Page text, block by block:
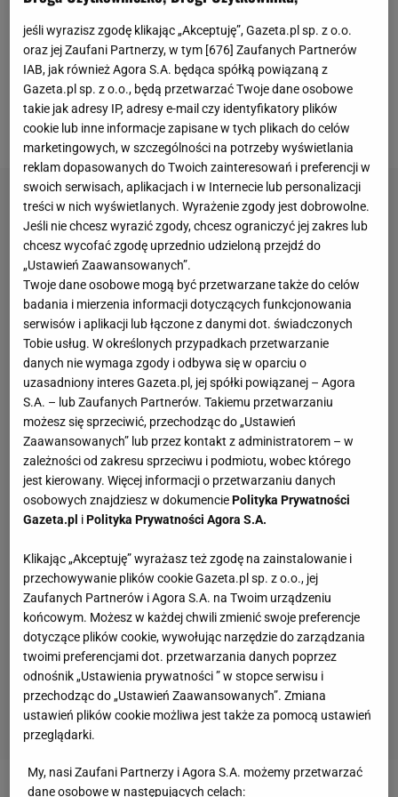
Twój syn idzie do szkoły i tam są dzieci mówiące, że
jego tata to złodziej, a on wraca do domu z płaczem,
jest to cholernie po*******ne -mówił sędzia Ricardo
de Burgos Bengoetxea na przedmeczowej
konferencji prasowej.
jeśli wyrazisz zgodę klikając „Akceptuję”, Gazeta.pl sp. z o.o.
oraz jej Zaufani Partnerzy, w tym [676] Zaufanych Partnerów
IAB, jak również Agora S.A. będąca spółką powiązaną z
Gazeta.pl sp. z o.o., będą przetwarzać Twoje dane osobowe
takie jak adresy IP, adresy e-mail czy identyfikatory plików
cookie lub inne informacje zapisane w tych plikach do celów
marketingowych, w szczególności na potrzeby wyświetlania
reklam dopasowanych do Twoich zainteresowań i preferencji w
swoich serwisach, aplikacjach i w Internecie lub personalizacji
treści w nich wyświetlanych. Wyrażenie zgody jest dobrowolne.
Jeśli nie chcesz wyrazić zgody, chcesz ograniczyć jej zakres lub
chcesz wycofać zgodę uprzednio udzieloną przejdź do
„Ustawień Zaawansowanych”.
Twoje dane osobowe mogą być przetwarzane także do celów
badania i mierzenia informacji dotyczących funkcjonowania
serwisów i aplikacji lub łączone z danymi dot. świadczonych
Tobie usług. W określonych przypadkach przetwarzanie
danych nie wymaga zgody i odbywa się w oparciu o
uzasadniony interes Gazeta.pl, jej spółki powiązanej – Agora
S.A. – lub Zaufanych Partnerów. Takiemu przetwarzaniu
możesz się sprzeciwić, przechodząc do „Ustawień
Zaawansowanych” lub przez kontakt z administratorem – w
zależności od zakresu sprzeciwu i podmiotu, wobec którego
jest kierowany. Więcej informacji o przetwarzaniu danych
osobowych znajdziesz w dokumenciePolityka Prywatności
Gazeta.pl iPolityka Prywatności Agora S.A.
Klikając „Akceptuję” wyrażasz też zgodę na zainstalowanie i
przechowywanie plików cookie Gazeta.pl sp. z o.o., jej
Zaufanych Partnerów i Agora S.A. na Twoim urządzeniu
końcowym. Możesz w każdej chwili zmienić swoje preferencje
dotyczące plików cookie, wywołując narzędzie do zarządzania
twoimi preferencjami dot. przetwarzania danych poprzez
odnośnik „Ustawienia prywatności ” w stopce serwisu i
przechodząc do „Ustawień Zaawansowanych”. Zmiana
ustawień plików cookie możliwa jest także za pomocą ustawień
przeglądarki.
My, nasi Zaufani Partnerzy i Agora S.A. możemy przetwarzać
dane osobowe w następujących celach: